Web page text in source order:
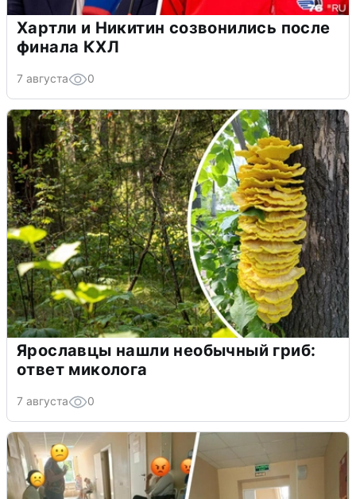
Хартли и Никитин созвонились после
финала КХЛ
7 августа 0
Ярославцы нашли необычный гриб:
ответ миколога
7 августа 0